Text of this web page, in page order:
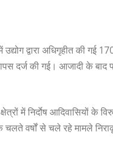
द्वारा अधिगृहीत की गई
दर्ज की गई। आजादी के
में निर्दाेष आदिवासियों के
चलते वर्षों से चले रहे मामले